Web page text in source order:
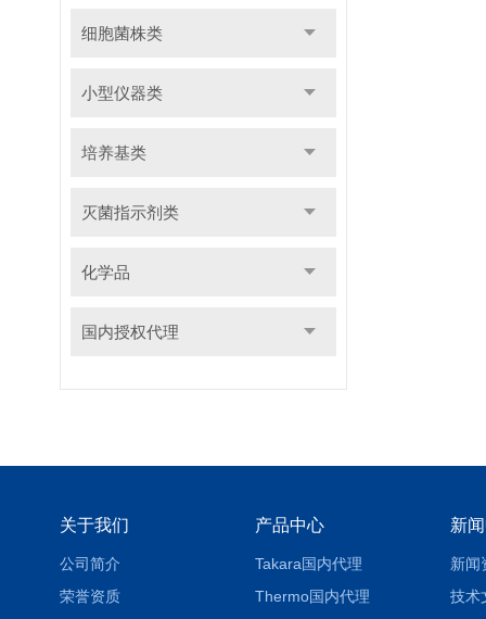
细胞菌株类
小型仪器类
培养基类
灭菌指示剂类
化学品
国内授权代理
关于我们
公司简介
荣誉资质
产品中心
Takara国内代理
Thermo国内代理
新
新闻
技术